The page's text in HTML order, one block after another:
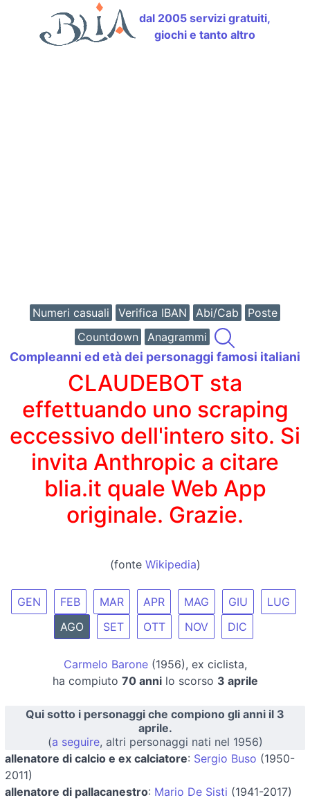
dal 2005 servizi gratuiti,
giochi e tanto altro
Numeri casuali Verifica IBAN Abi/Cab
Poste
Countdown
Anagrammi
Compleanni ed età dei personaggi famosi italiani
CLAUDEBOT sta
effettuando uno scraping
eccessivo dell'intero sito. Si
invita Anthropic a citare
blia.it quale Web App
originale. Grazie.
(fonte Wikipedia)
GEN FEB MAR APR MAG GIU
LUG
AGO
SET OTT NOV DIC
Carmelo Barone(1956), ex ciclista,
ha compiuto 70 annilo scorso 3 aprile
Qui sotto i personaggi che compiono gli anni il 3
aprile.
(a seguire, altri personaggi nati nel 1956)
allenatore di calcio e ex calciatore: Sergio Buso (1950-
2011)
allenatore di pallacanestro: Mario De Sisti (1941-2017)